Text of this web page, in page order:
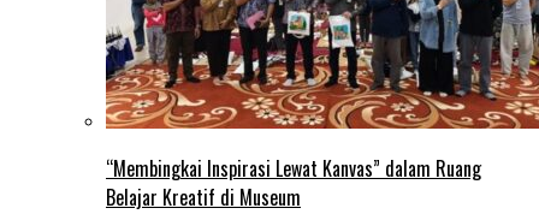
“Membingkai Inspirasi Lewat Kanvas” dalam Ruang
Belajar Kreatif di Museum